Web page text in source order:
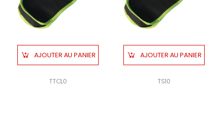
AJOUTER AU PANIER
TTCL0
AJOUTER AU PANIER
TS10